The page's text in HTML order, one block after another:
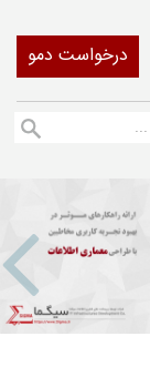
درخواست دمو